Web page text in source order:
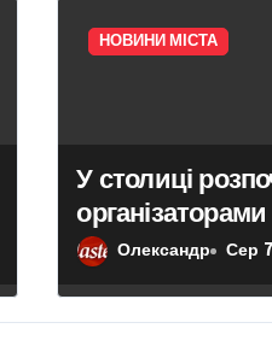
НОВИНИ МІСТА
У столиці
організаторами
з 39 казино
Олександр Сер